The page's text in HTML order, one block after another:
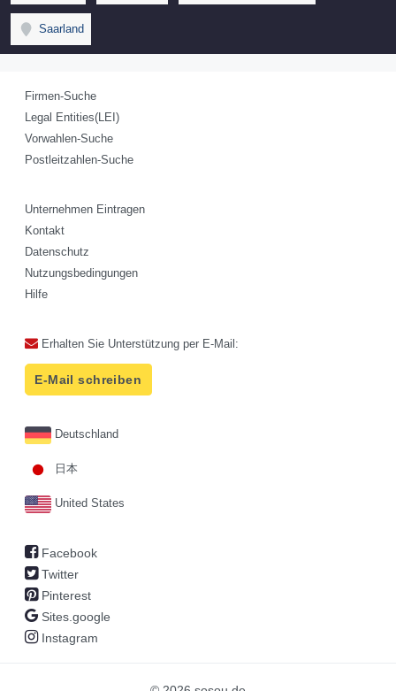
Saarland
Firmen-Suche
Legal Entities(LEI)
Vorwahlen-Suche
Postleitzahlen-Suche
Unternehmen Eintragen
Kontakt
Datenschutz
Nutzungsbedingungen
Hilfe
Erhalten Sie Unterstützung per E-Mail:
E-Mail schreiben
Deutschland
日本
United States
Facebook
Twitter
Pinterest
Sites.google
Instagram